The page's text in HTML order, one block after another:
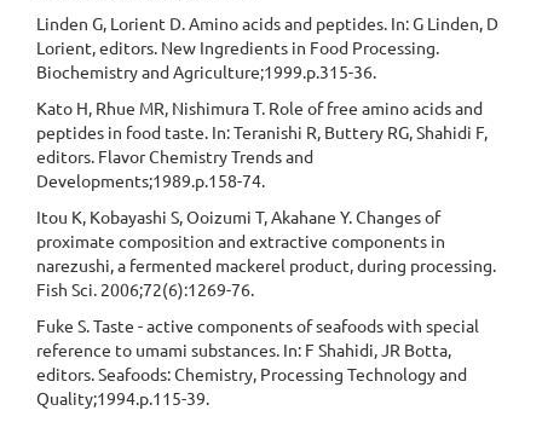
Linden G, Lorient D. Amino acids and peptides. In: G Linden, D
Lorient, editors. New Ingredients in Food Processing.
Biochemistry and Agriculture;1999.p.315-36.
Kato H, Rhue MR, Nishimura T. Role of free amino acids and
peptides in food taste. In: Teranishi R, Buttery RG, Shahidi F,
editors. Flavor Chemistry Trends and
Developments;1989.p.158-74.
Itou K, Kobayashi S, Ooizumi T, Akahane Y. Changes of
proximate composition and extractive components in
narezushi, a fermented mackerel product, during processing.
Fish Sci. 2006;72(6):1269-76.
Fuke S. Taste - active components of seafoods with special
reference to umami substances. In: F Shahidi, JR Botta,
editors. Seafoods: Chemistry, Processing Technology and
Quality;1994.p.115-39.